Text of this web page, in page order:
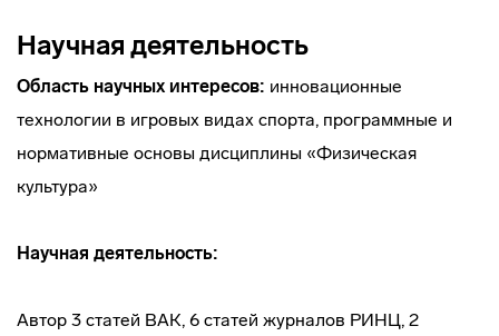
Научная деятельность
Область научных интересов: инновационные
технологии в игровых видах спорта, программные и
нормативные основы дисциплины «Физическая
культура»
Научная деятельность:
Автор 3 статей ВАК, 6 статей журналов РИНЦ, 2